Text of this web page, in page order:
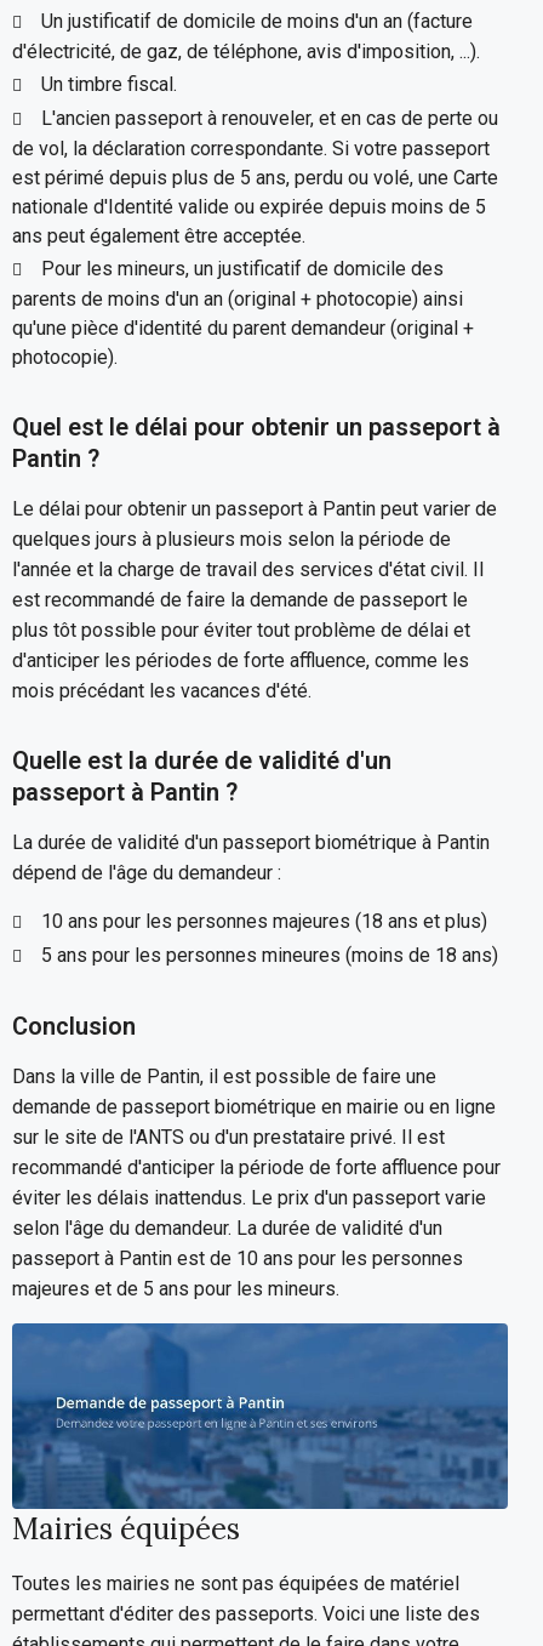
Un justificatif de domicile de moins d'un an (facture
d'électricité, de gaz, de téléphone, avis d'imposition, ...).
Un timbre fiscal.
L'ancien passeport à renouveler, et en cas de perte ou
de vol, la déclaration correspondante. Si votre passeport
est périmé depuis plus de 5 ans, perdu ou volé, une Carte
nationale d'Identité valide ou expirée depuis moins de 5
ans peut également être acceptée.
Pour les mineurs, un justificatif de domicile des
parents de moins d'un an (original + photocopie) ainsi
qu'une pièce d'identité du parent demandeur (original +
photocopie).
Quel est le délai pour obtenir un passeport à
Pantin ?
Le délai pour obtenir un passeport à Pantin peut varier de
quelques jours à plusieurs mois selon la période de
l'année et la charge de travail des services d'état civil. Il
est recommandé de faire la demande de passeport le
plus tôt possible pour éviter tout problème de délai et
d'anticiper les périodes de forte affluence, comme les
mois précédant les vacances d'été.
Quelle est la durée de validité d'un
passeport à Pantin ?
La durée de validité d'un passeport biométrique à Pantin
dépend de l'âge du demandeur :
10 ans pour les personnes majeures (18 ans et plus)
5 ans pour les personnes mineures (moins de 18 ans)
Conclusion
Dans la ville de Pantin, il est possible de faire une
demande de passeport biométrique en mairie ou en ligne
sur le site de l'ANTS ou d'un prestataire privé. Il est
recommandé d'anticiper la période de forte affluence pour
éviter les délais inattendus. Le prix d'un passeport varie
selon l'âge du demandeur. La durée de validité d'un
passeport à Pantin est de 10 ans pour les personnes
majeures et de 5 ans pour les mineurs.
Mairies équipées
Toutes les mairies ne sont pas équipées de matériel
permettant d'éditer des passeports. Voici une liste des